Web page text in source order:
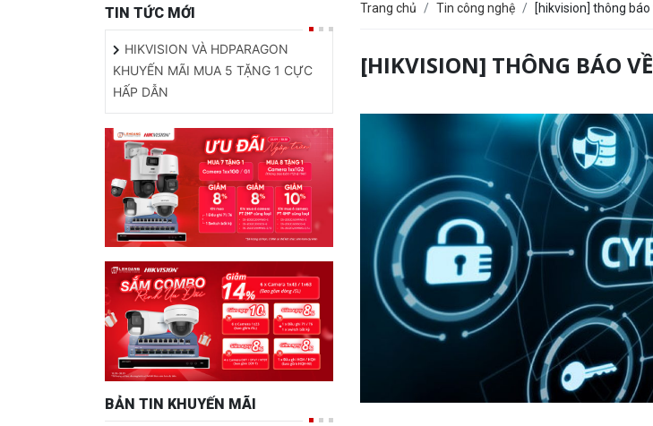
Trang chủ Tin công nghệ [hikvision] thông
[HIKVISION] THÔNG BÁO
TIN TỨC MỚI
HIKVISION VÀ HDPARAGON
KHUYẾN MÃI MUA 5 TẶNG 1 CỰC
HẤP DẪN
BẢN TIN KHUYẾN MÃI